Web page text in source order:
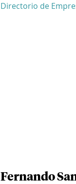
Directorio de
Fernando